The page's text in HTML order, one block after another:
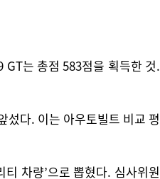
GT는 총점 583점을 획득한 것.
섰다. 이는 아우토빌트 비교 평
차량’으로 뽑혔다. 심사위원